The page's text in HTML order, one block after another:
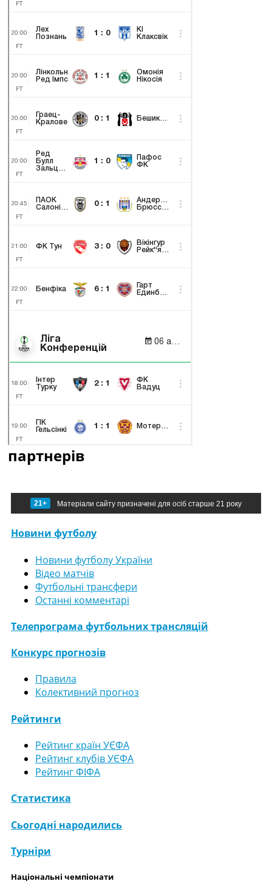
партнерів
21+ Матеріали сайту призначені для осіб старше 21 року
Новини футболу
Новини футболу України
Відео матчів
Футбольні трансфери
Останні комментарі
Телепрограма футбольних трансляцій
Конкурс прогнозів
Правила
Колективний прогноз
Рейтинги
Рейтинг країн УЄФА
Рейтинг клубів УЄФА
Рейтинг ФІФА
Статистика
Сьогодні народились
Турніри
Національні чемпіонати